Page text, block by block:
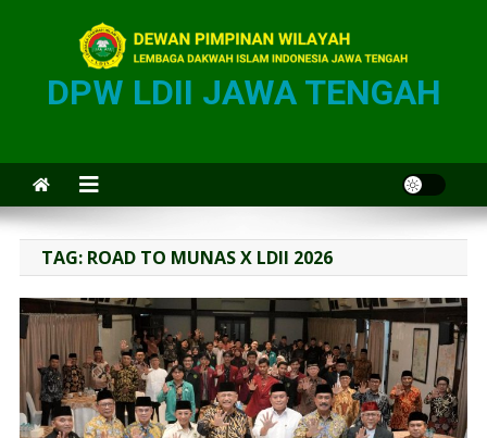
DPW LDII JAWA TENGAH
TAG: ROAD TO MUNAS X LDII 2026